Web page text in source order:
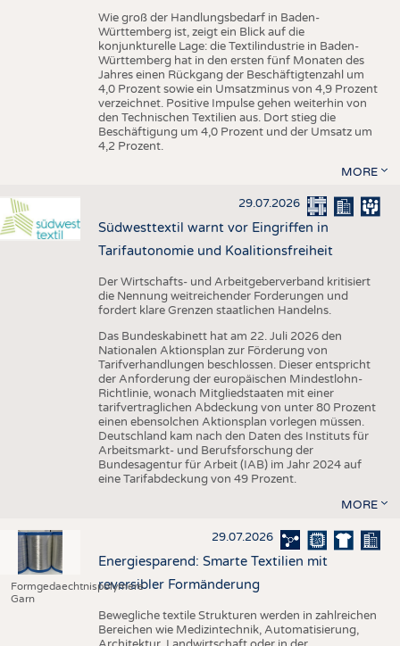
Wie groß der Handlungsbedarf in Baden-
Württemberg ist, zeigt ein Blick auf die
konjunkturelle Lage: die Textilindustrie in Baden-
Württemberg hat in den ersten fünf Monaten des
Jahres einen Rückgang der Beschäftigtenzahl um
4,0 Prozent sowie ein Umsatzminus von 4,9 Prozent
verzeichnet. Positive Impulse gehen weiterhin von
den Technischen Textilien aus. Dort stieg die
Beschäftigung um 4,0 Prozent und der Umsatz um
4,2 Prozent.
MORE
29.07.2026
Südwesttextil warnt vor Eingriffen in
Tarifautonomie und Koalitionsfreiheit
Der Wirtschafts- und Arbeitgeberverband kritisiert
die Nennung weitreichender Forderungen und
fordert klare Grenzen staatlichen Handelns.
Das Bundeskabinett hat am 22. Juli 2026 den
Nationalen Aktionsplan zur Förderung von
Tarifverhandlungen beschlossen. Dieser entspricht
der Anforderung der europäischen Mindestlohn-
Richtlinie, wonach Mitgliedstaaten mit einer
tarifvertraglichen Abdeckung von unter 80 Prozent
einen ebensolchen Aktionsplan vorlegen müssen.
Deutschland kam nach den Daten des Instituts für
Arbeitsmarkt- und Berufsforschung der
Bundesagentur für Arbeit (IAB) im Jahr 2024 auf
eine Tarifabdeckung von 49 Prozent.
MORE
Formgedaechtnispolymere
Garn
29.07.2026
Energiesparend: Smarte Textilien mit
reversibler Formänderung
Bewegliche textile Strukturen werden in zahlreichen
Bereichen wie Medizintechnik, Automatisierung,